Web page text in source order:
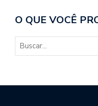
O QUE VOCÊ